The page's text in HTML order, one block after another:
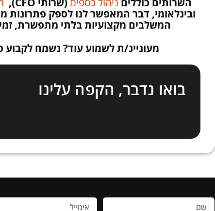
ובינלאומי, דבר המאפשר לנו לספק פתרונות
המשלבים מקצועיות בלתי מתפשרת,
מעוניינ/ת לשמוע עוד? נשמח
בואו נדבר, הקפה עלינו